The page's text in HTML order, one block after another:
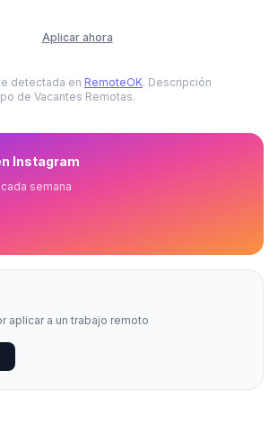
Aplicar ahora
detectada en RemoteOK. Descripción
de Vacantes Remotas.
Instagram
semana
aplicar a un trabajo remoto